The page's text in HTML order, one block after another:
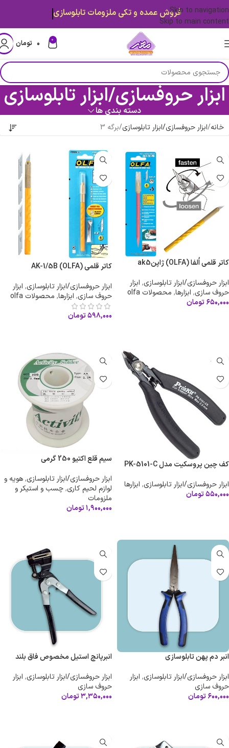
Skip to navigation
Skip to main content
0 ۰ تومان
ابزار حروفسازی/ابزار تابلوسازی
دسته بندی ها
خانه ابزار حروفسازی/ابزار تابلوسازی برگه 3
کاتر قلمی اُلفا (OLFA) ژاپنak5
ابزار حروفسازی/ابزار تابلوسازی, ابزار
حروف سازی, ابزارها, محصولات olfa
۶۵۰,۰۰۰تومان
کاتر قلمی (OLFA) AK-1/5B
ابزار حروفسازی/ابزار تابلوسازی, ابزار
حروف سازی, ابزارها, محصولات olfa
۵۹۸,۰۰۰تومان
ناموجود
کف چین پروسکیت مدل PK-5101-C
ابزار حروفسازی/ابزار تابلوسازی, ابزارها
۵۵۰,۰۰۰تومان
سیم قلع اکتیو 250 گرمی
ابزار حروفسازی/ابزار تابلوسازی,هویه و
لوازم لحیم کاری,چسب و استیکر و
ملزومات
۱,۹۰۰,۰۰۰تومان
انبر دم پهن تابلوسازی
ابزار حروفسازی/ابزار تابلوسازی, ابزار
حروف سازی
۶۰۰,۰۰۰تومان
انبرپانچ استیل مخصوص فاق بلند
ابزار حروفسازی/ابزار تابلوسازی, ابزار
حروف سازی
۳,۳۵۰,۰۰۰تومان
فروش عمده و تکی ملزومات تابلوسازی